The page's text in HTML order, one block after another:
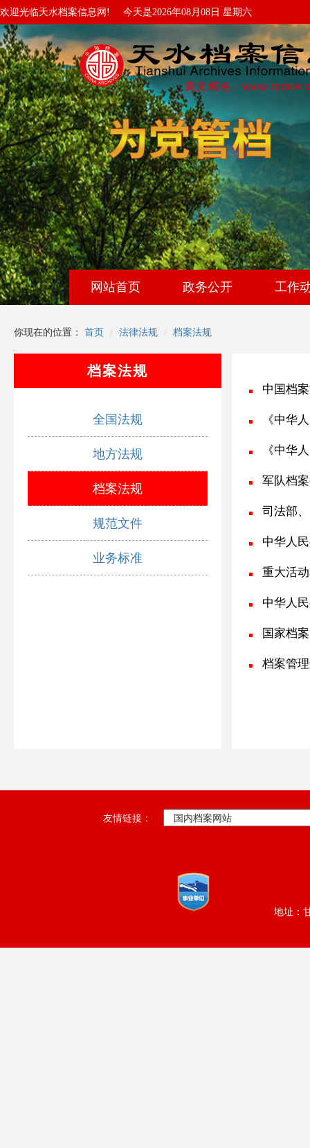
欢迎光临天水档案信息网! 今天是2026年08月08日 星期六
网站首页 政务公开 工作
你现在的位置： 首页 法律法规 档案法规
档案法规
全国法规
地方法规
档案法规
规范文件
业务标准
中国档
《中华
《中华
军队档
司法部
中华人
重大活
中华人
国家档
档案管
友情链接：
地址：